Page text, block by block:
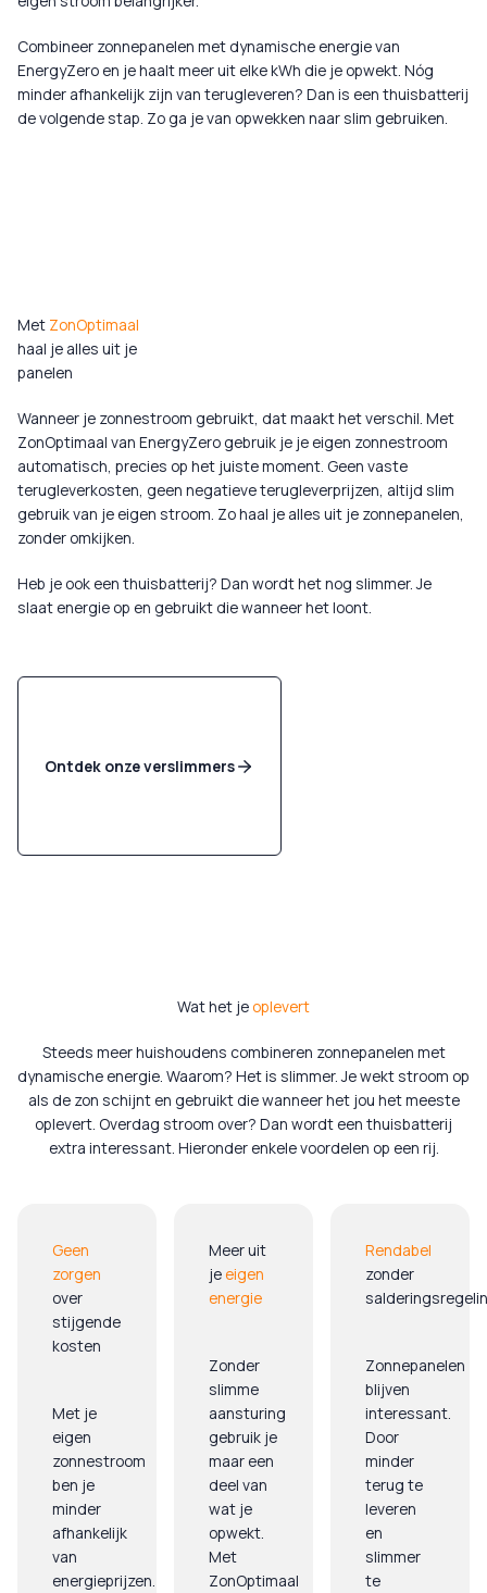
Combineer zonnepanelen met dynamische energie van
EnergyZero en je haalt meer uit elke kWh die je opwekt. Nóg
minder afhankelijk zijn van terugleveren? Dan is een thuisbatterij
de volgende stap. Zo ga je van opwekken naar slim gebruiken.
Met ZonOptimaal
haal je alles uit je
panelen
Wanneer je zonnestroom gebruikt, dat maakt het verschil. Met
ZonOptimaal van EnergyZero gebruik je je eigen zonnestroom
automatisch, precies op het juiste moment. Geen vaste
terugleverkosten, geen negatieve terugleverprijzen, altijd slim
gebruik van je eigen stroom. Zo haal je alles uit je zonnepanelen,
zonder omkijken.
Heb je ook een thuisbatterij? Dan wordt het nog slimmer. Je
slaat energie op en gebruikt die wanneer het loont.
Ontdek onze verslimmers
Wat het je oplevert
Steeds meer huishoudens combineren zonnepanelen met
dynamische energie. Waarom? Het is slimmer. Je wekt stroom op
als de zon schijnt en gebruikt die wanneer het jou het meeste
oplevert. Overdag stroom over? Dan wordt een thuisbatterij
extra interessant. Hieronder enkele voordelen op een rij.
Geen
zorgen
over
stijgende
kosten
Met je
eigen
zonnestroom
ben je
minder
afhankelijk
van
energieprijzen.
Meer uit
je eigen
energie
Zonder
slimme
aansturing
gebruik je
maar een
deel van
wat je
opwekt.
Met
ZonOptimaal
Rendabel
zonder
Zonnepanelen
blijven
interessant.
Door
minder
terug te
leveren
en
slimmer
te